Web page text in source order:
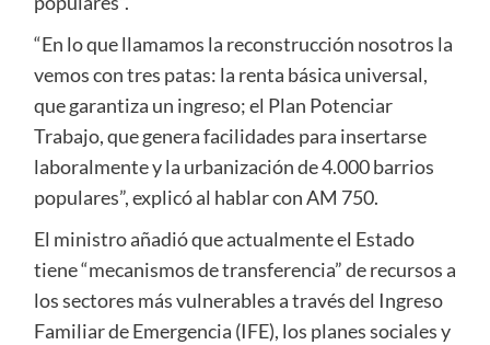
“En lo que llamamos la reconstrucción nosotros la
vemos con tres patas: la renta básica universal,
que garantiza un ingreso; el Plan Potenciar
Trabajo, que genera facilidades para insertarse
laboralmente y la urbanización de 4.000 barrios
populares”, explicó al hablar con AM 750.
El ministro añadió que actualmente el Estado
tiene “mecanismos de transferencia” de recursos a
los sectores más vulnerables a través del Ingreso
Familiar de Emergencia (IFE), los planes sociales y